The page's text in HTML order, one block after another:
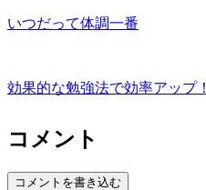
いつだって体調一番
効果的な勉強法で効率アップ！
コメント
コメントを書き込む